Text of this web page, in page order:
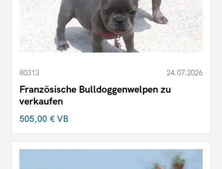
80313 24.07.2026
Französische Bulldoggenwelpen zu
verkaufen
505,00 €VB